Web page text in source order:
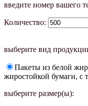
введите номер вашего
Количество:
выберите вид
Пакеты из белой
жиростойкой бумаги, с
выберите размер(ы):